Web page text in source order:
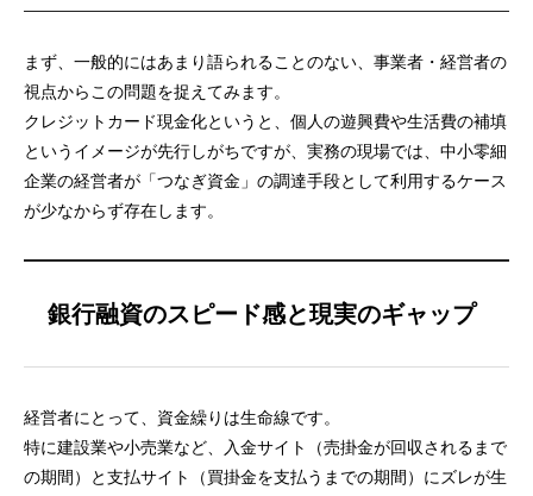
まず、一般的にはあまり語られることのない、事業者・経営者の
視点からこの問題を捉えてみます。
クレジットカード現金化というと、個人の遊興費や生活費の補填
というイメージが先行しがちですが、実務の現場では、中小零細
企業の経営者が「つなぎ資金」の調達手段として利用するケース
が少なからず存在します。
銀行融資のスピード感と現実のギャップ
経営者にとって、資金繰りは生命線です。
特に建設業や小売業など、入金サイト（売掛金が回収されるまで
の期間）と支払サイト（買掛金を支払うまでの期間）にズレが生